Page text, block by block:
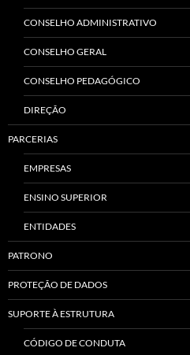
CONSELHO ADMINISTRATIVO
CONSELHO GERAL
CONSELHO PEDAGÓGICO
DIREÇÃO
PARCERIAS
EMPRESAS
ENSINO SUPERIOR
ENTIDADES
PATRONO
PROTEÇÃO DE DADOS
SUPORTE À ESTRUTURA
CÓDIGO DE CONDUTA